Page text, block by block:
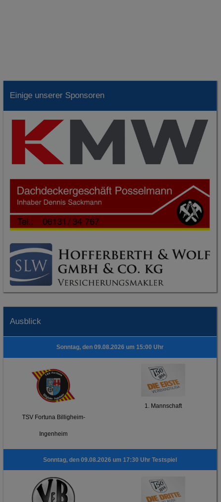
Einige unserer Sponsoren
Ausblick
Sonntag, den 09.08.2026 um 15:00 Uhr
TSV Fortuna Billigheim-
Ingenheim
1. Mannschaft
Sonntag, den 09.08.2026 um 17:30 Uhr Testspiel